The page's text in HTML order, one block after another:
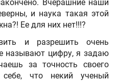
Вчерашние наши
и наука такая этой
Ее для них нет!!!?
и разрешить очень
называют цифру, я задаю
за точность своего
себе, что некий ученый